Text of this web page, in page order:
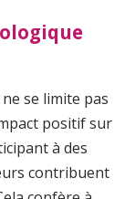
se limite pas
positif sur
à des
contribuent